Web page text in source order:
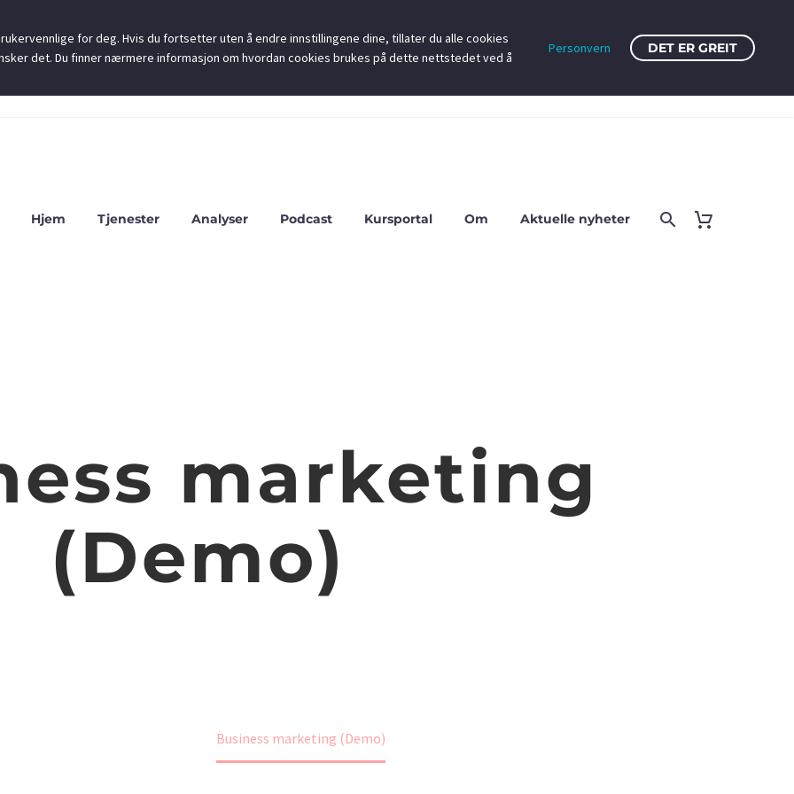
Hjem Tjenester Analyser Podcast Kursportal Om Aktuelle nyheter
marketing
(Demo)
Business marketing (Demo)
for deg. Hvis du fortsetter uten å endre innstillingene dine, tillater du alle cookies
det. Du finner nærmere informasjon om hvordan cookies brukes på dette nettstedet ved å
Personvern DET ER GREIT